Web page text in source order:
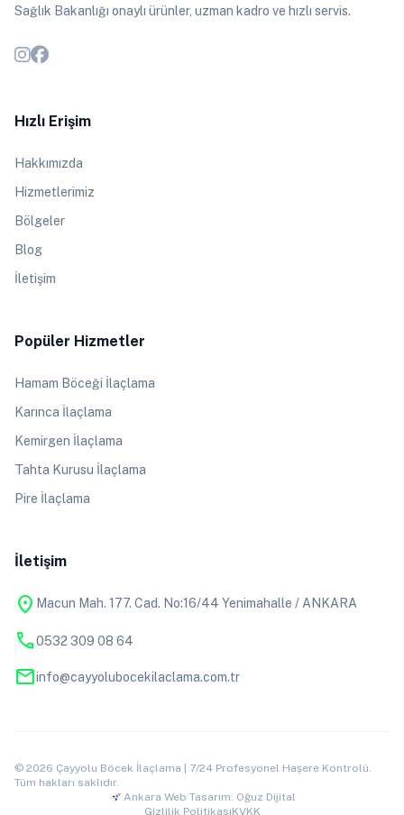
Sağlık Bakanlığı onaylı ürünler, uzman kadro ve hızlı servis.
Hızlı Erişim
Hakkımızda
Hizmetlerimiz
Bölgeler
Blog
İletişim
Popüler Hizmetler
Hamam Böceği İlaçlama
Karınca İlaçlama
Kemirgen İlaçlama
Tahta Kurusu İlaçlama
Pire İlaçlama
İletişim
location_on Macun Mah. 177. Cad. No:16/44 Yenimahalle / ANKARA
phone0532 309 08 64
mailinfo@cayyolubocekilaclama.com.tr
© 2026 Çayyolu Böcek İlaçlama | 7/24 Profesyonel Haşere Kontrolü.
Tüm hakları saklıdır.
Ankara Web Tasarım: Oğuz Dijital
Gizlilik PolitikasıKVKK